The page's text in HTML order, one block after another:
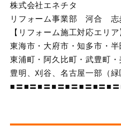
株式会社エネチタ
リフォーム事業部 河合 志
【リフォーム施工対応エリア
東海市・大府市・知多市・
東浦町・阿久比町・武豊町
豊明、刈谷、名古屋一部（緑
■〓■〓■〓■〓■〓■〓■〓■